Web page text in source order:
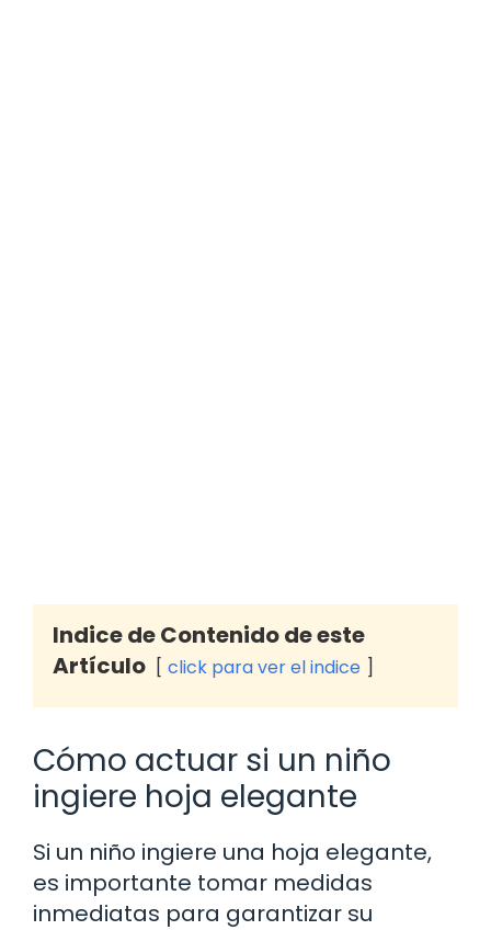
Indice de Contenido de este
Artículo
click para ver el indice
Cómo actuar si un niño
ingiere hoja elegante
Si un niño ingiere una hoja elegante,
es importante tomar medidas
inmediatas para garantizar su